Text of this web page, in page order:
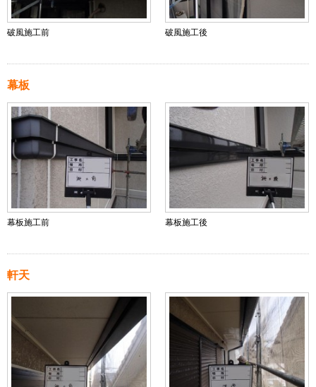
破風施工前 破風施工後
幕板
幕板施工前 幕板施工後
軒天